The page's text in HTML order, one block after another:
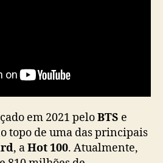
em 2021 peloBTS e
topo de uma das principais
, aHot 100. Atualmente,